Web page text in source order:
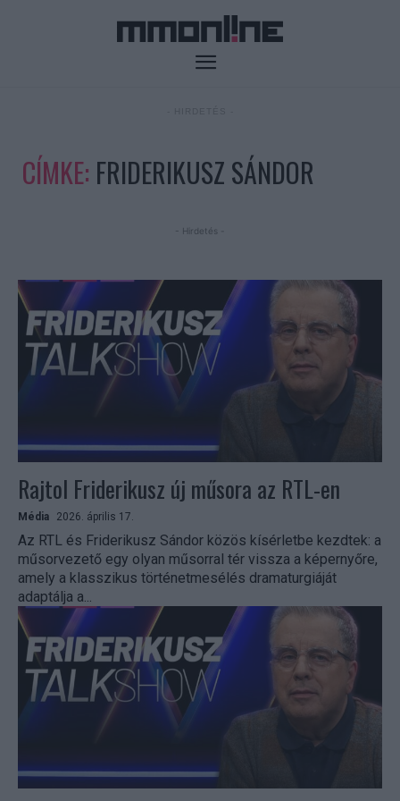
CÍMKE: FRIDERIKUSZ SÁNDOR
- Hirdetés -
Rajtol Friderikusz új műsora az RTL-en
Média 2026. április 17.
Az RTL és Friderikusz Sándor közös kísérletbe kezdtek: a
műsorvezető egy olyan műsorral tér vissza a képernyőre,
amely a klasszikus történetmesélés dramaturgiáját
adaptálja a...